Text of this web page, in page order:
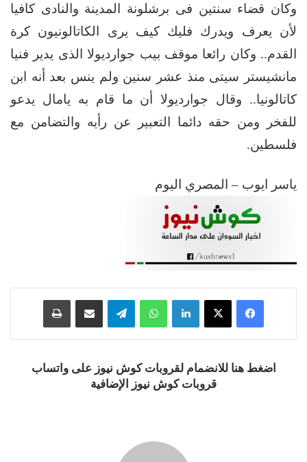
وكان قضاء سنتين فى برشلونة المدينة والنادى كافيا
لأن يعرف ويدرك فليك كيف يرى الكاتالونيون كرة
القدم.. وكان رائعا موقف بيب جوارديولا الذى يدير فنيا
مانشيستر سيتى منذ عشر سنين ولم ينس بعد أنه ابن
كاتالونيا.. وقال جوارديولا أن ما قام به يامال يدعو
للفخر ومن حقه دائما التعبير عن رأيه والتضامن مع
فلسطين.
ياسر ايوب – المصري اليوم
فيسبوك ‫X لينكدإن واتساب تيلقرام
اضغط هنا للانضمام لقروبات كوش نيوز على واتساب
قروبات كوش نيوز الإضافية